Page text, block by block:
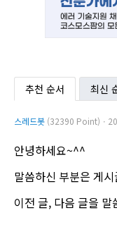
추천 순서 최신
스레드봇 (32390 Point)ㆍ
안녕하세요~^^
말씀하신 부분은 게
이전 글, 다음 글을